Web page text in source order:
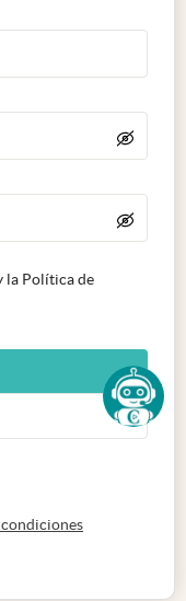
la Política de
abre en nueva